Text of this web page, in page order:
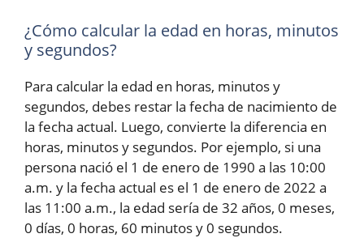
¿Cómo calcular la edad en horas, minutos
y segundos?
Para calcular la edad en horas, minutos y
segundos, debes restar la fecha de nacimiento de
la fecha actual. Luego, convierte la diferencia en
horas, minutos y segundos. Por ejemplo, si una
persona nació el 1 de enero de 1990 a las 10:00
a.m. y la fecha actual es el 1 de enero de 2022 a
las 11:00 a.m., la edad sería de 32 años, 0 meses,
0 días, 0 horas, 60 minutos y 0 segundos.